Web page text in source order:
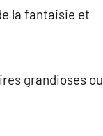
la fantaisie et
grandioses ou